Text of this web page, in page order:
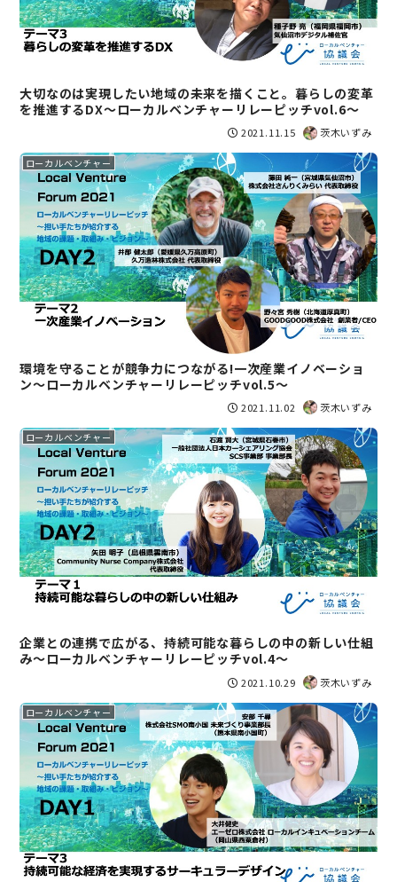
大切なのは実現したい地域の未来を描くこと。暮らしの変革
を推進するDX〜ローカルベンチャーリレーピッチvol.6〜
2021.11.15 茨木いずみ
ローカルベンチャー
環境を守ることが競争力につながる!一次産業イノベーショ
ン〜ローカルベンチャーリレーピッチvol.5〜
2021.11.02 茨木いずみ
ローカルベンチャー
企業との連携で広がる、持続可能な暮らしの中の新しい仕組
み〜ローカルベンチャーリレーピッチvol.4〜
2021.10.29 茨木いずみ
ローカルベンチャー